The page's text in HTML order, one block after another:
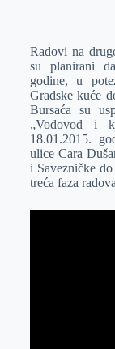
e
r
I
n
s
A
p
p
a
i
l
Radovi na
su planirani
godine, u
Gradske kuće
Bursaća su
„Vodovod i
18.01.2015.
ulice Cara
i Savezničke
treća faza